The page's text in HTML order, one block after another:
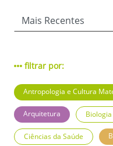
filtrar por:
Antropologia e Cultura
Arquitetura
Ciências da Saúde